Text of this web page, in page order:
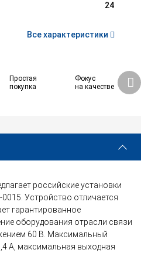
24
Все характеристики
Простая
покупка
Фокус
на качестве
российские установки
Устройство отличается
гарантированное
оборудования отрасли связи
60 В. Максимальный
А, максимальная выходная